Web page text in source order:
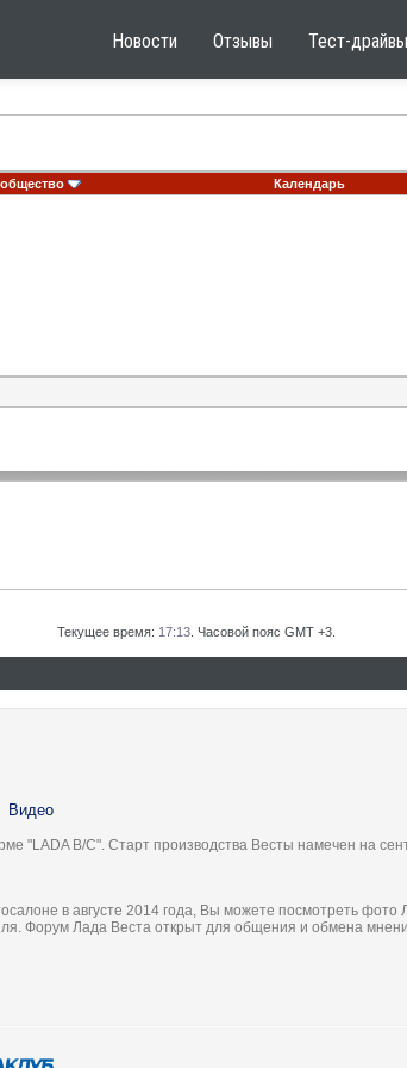
Новости Отзывы Тест-драйвы
Календарь
Текущее время: 17:13 . Часовой пояс GMT +3.
Видео
"LADA B/C". Старт производства Весты намечен на
в августе 2014 года, Вы можете посмотреть фото
Форум Лада Веста открыт для общения и обмена